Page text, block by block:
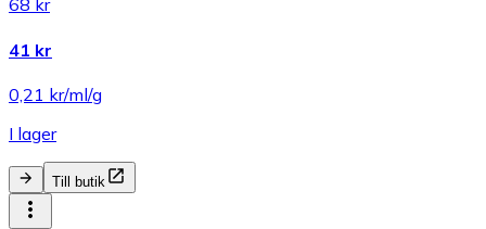
68 kr
41 kr
0,21 kr/ml/g
I lager
Till butik